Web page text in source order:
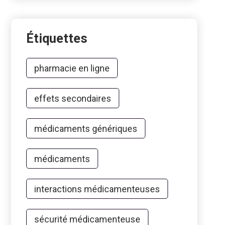
Étiquettes
pharmacie en ligne
effets secondaires
médicaments génériques
médicaments
interactions médicamenteuses
sécurité médicamenteuse